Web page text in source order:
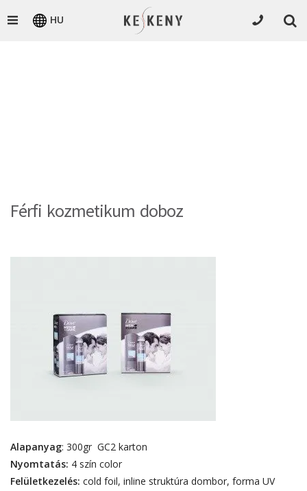
HU
Férfi kozmetikum doboz
Alapanyag: 300gr GC2 karton
Nyomtatás: 4 szín color
Felületkezelés: cold foil, inline struktúra dombor, forma UV